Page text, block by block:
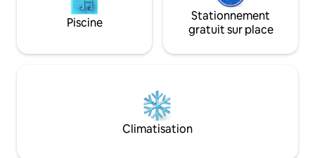
Piscine
Stationnement
gratuit sur place
Climatisation